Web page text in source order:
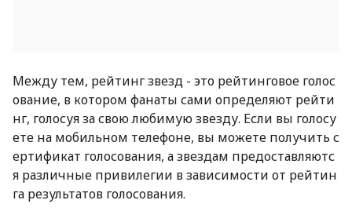
Между тем, рейтинг звезд - это рейтинговое голос
ование, в котором фанаты сами определяют рейти
нг, голосуя за свою любимую звезду. Если вы голосу
ете на мобильном телефоне, вы можете получить с
ертификат голосования, а звездам предоставляютс
я различные привилегии в зависимости от рейтин
га результатов голосования.